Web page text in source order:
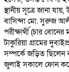
স্থানীয় সূত্রে জানা
বাসিন্দা মো. সুরুজ
পরীক্ষার্থী (চার
টাকুরিয়া গ্রামের
সম্পর্কে জড়িত ছিলেন
জুলাই সকালে ফোন